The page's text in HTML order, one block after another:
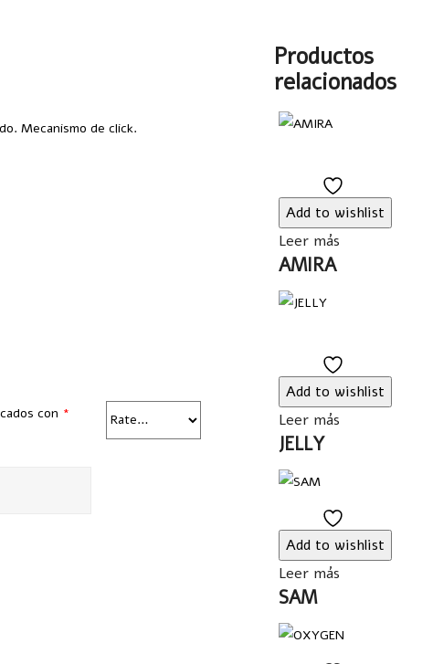
Mecanismo de click.
con *
Productos
relacionados
to
Add to wishlist
Leer más
AMIRA
to
Add to wishlist
Leer más
JELLY
to
Add to wishlist
Leer más
SAM